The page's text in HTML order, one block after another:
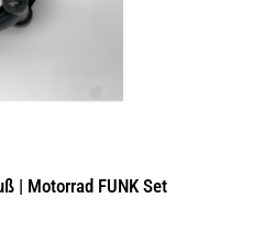
| Motorrad FUNK Set